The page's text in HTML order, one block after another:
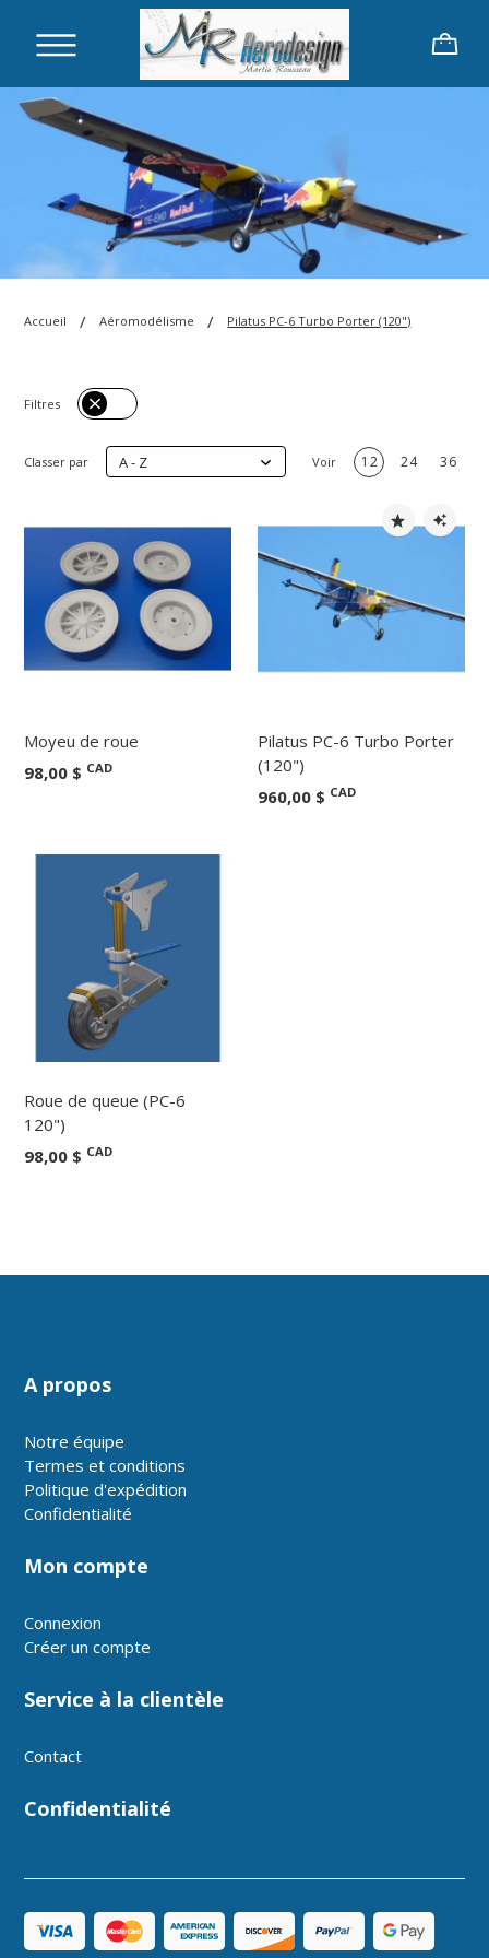
Accueil / Aéromodélisme / Pilatus PC-6 Turbo Porter (120")
Filtres
Classer par A - Z Voir 12 24 36
Moyeu de roue
98,00 $ CAD
Pilatus PC-6 Turbo Porter
(120")
960,00 $ CAD
Roue de queue (PC-6
120")
98,00 $ CAD
A propos
Notre équipe
Termes et conditions
Politique d'expédition
Confidentialité
Mon compte
Connexion
Créer un compte
Service à la clientèle
Contact
Confidentialité